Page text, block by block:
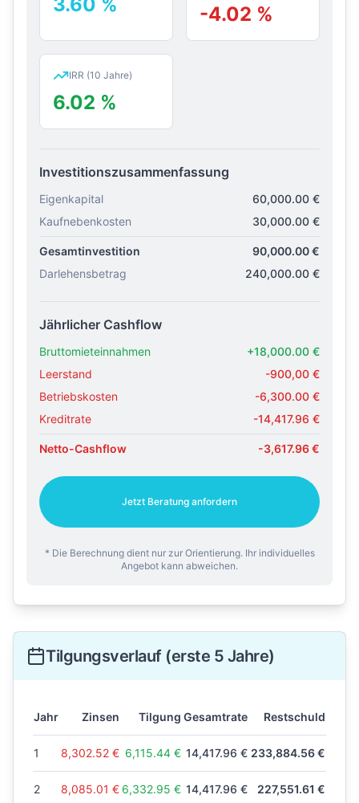
-4.02 %
IRR (10 Jahre)
6.02 %
Investitionszusammenfassung
Eigenkapital 60,000.00 €
Kaufnebenkosten
30,000.00 €
Gesamtinvestition 90,000.00€
Darlehensbetrag
240,000.00 €
Jährlicher Cashflow
Bruttomieteinnahmen +18,000.00 €
Leerstand
-900,00 €
Betriebskosten
-6,300.00 €
Kreditrate
-14,417.96 €
Netto-Cashflow -3,617.96€
Jetzt Beratung anfordern
* Die Berechnung dient nur zur Orientierung. Ihr individuelles
Angebot kann abweichen.
Tilgungsverlauf (erste 5 Jahre)
Jahr Zinsen Tilgung Gesamtrate Restschuld
1 8,302.52 € 6,115.44 € 14,417.96 € 233,884.56€
2 8,085.01 € 6,332.95 € 14,417.96 € 227,551.61 €